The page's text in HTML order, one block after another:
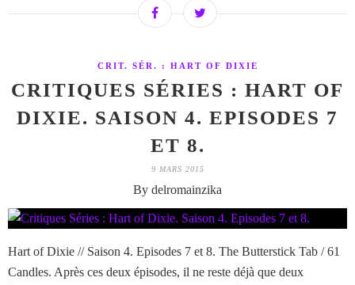
CRIT. SÉR. : HART OF DIXIE
CRITIQUES SÉRIES : HART OF
DIXIE. SAISON 4. EPISODES 7
ET 8.
9 MARS 2015
By delromainzika
Hart of Dixie // Saison 4. Episodes 7 et 8. The Butterstick Tab / 61
Candles. Après ces deux épisodes, il ne reste déjà que deux